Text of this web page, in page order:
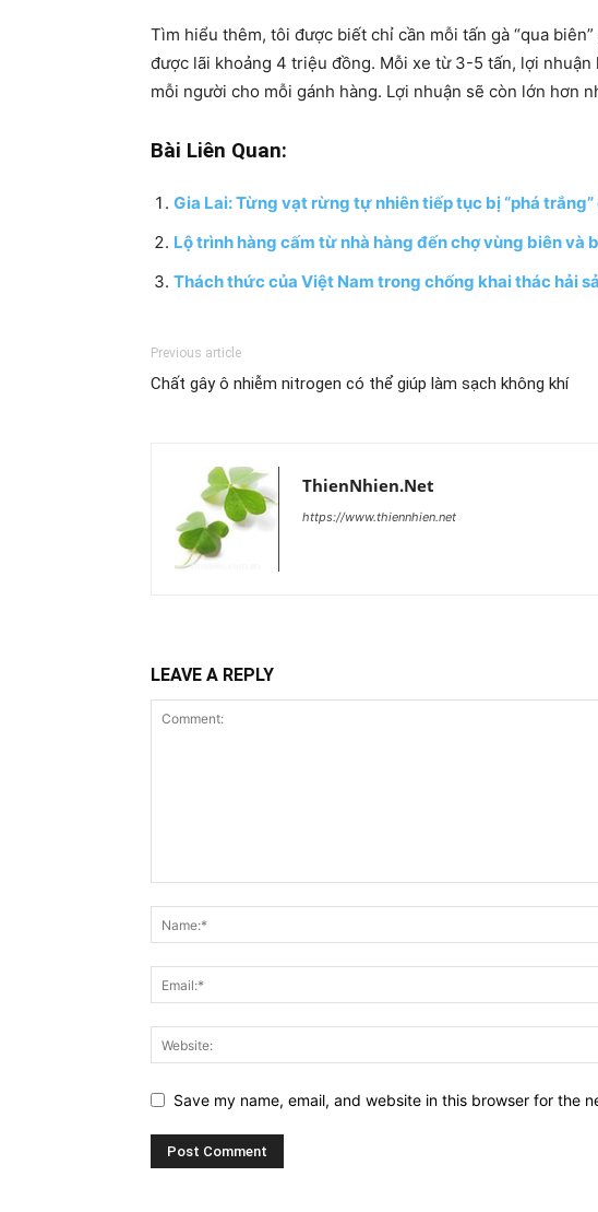
Tìm hiểu thêm, tôi được biết chỉ cần mỗi tấn gà “qua
được lãi khoảng 4 triệu đồng. Mỗi xe từ 3-5 tấn, lợi
mỗi người cho mỗi gánh hàng. Lợi nhuận sẽ còn lớn hơn
Bài Liên Quan:
Gia Lai: Từng vạt rừng tự nhiên tiếp tục bị “phá trắng”
Lộ trình hàng cấm từ nhà hàng đến chợ vùng biên và
Thách thức của Việt Nam trong chống khai thác hải
Previous article
Chất gây ô nhiễm nitrogen có thể giúp làm sạch không khí
ThienNhien.Net
https://www.thiennhien.net
LEAVE A REPLY
Save my name, email, and website in this browser for the